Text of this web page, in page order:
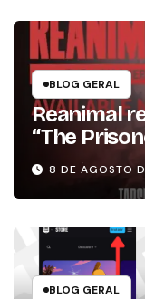
BLOG GERAL
Reanimal
“The
da8 DE AGOSTO
BLOG GERAL